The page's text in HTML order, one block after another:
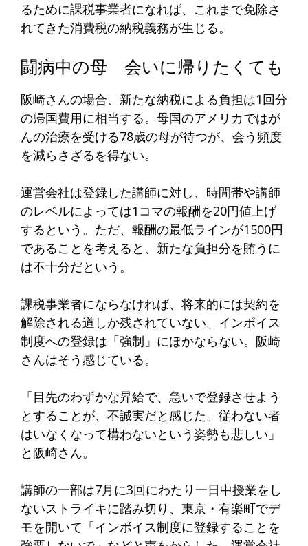
るために課税事業者になれば、これまで免除さ
れてきた消費税の納税義務が生じる。
闘病中の母 会いに帰りたくても
阪崎さんの場合、新たな納税による負担は1回分
の帰国費用に相当する。母国のアメリカではが
んの治療を受ける78歳の母が待つが、会う頻度
を減らさざるを得ない。
運営会社は登録した講師に対し、時間帯や講師
のレベルによっては1コマの報酬を20円値上げ
するという。ただ、報酬の最低ラインが1500円
であることを考えると、新たな負担分を賄うに
は不十分だという。
課税事業者にならなければ、将来的には契約を
解除される道しか残されていない。インボイス
制度への登録は「強制」にほかならない。阪崎
さんはそう感じている。
「目先のわずかな昇給で、急いで登録させよう
とすることが、不誠実だと感じた。従わない者
はいなくなって構わないという姿勢も悲しい」
と阪崎さん。
講師の一部は7月に3回にわたり一日中授業をし
ないストライキに踏み切り、東京・有楽町でデ
モを開いて「インボイス制度に登録することを